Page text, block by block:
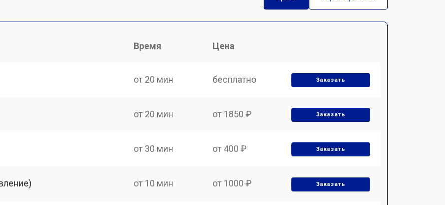
Время Цена
от 20 мин бесплатно Заказать
от 20 мин от 1850 ₽ Заказать
от 30 мин от 400 ₽ Заказать
от 10 мин от 1000 ₽ Заказать